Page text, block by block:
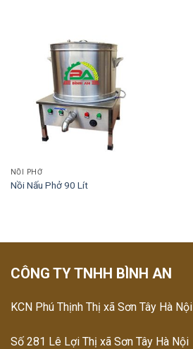
NỒI PHỞ
Nồi Nấu Phở 90 Lít
CÔNG TY TNHH BÌNH AN
KCN Phú Thịnh Thị xã Sơn Tây Hà Nội
Số 281 Lê Lợi Thị xã Sơn Tây Hà Nội